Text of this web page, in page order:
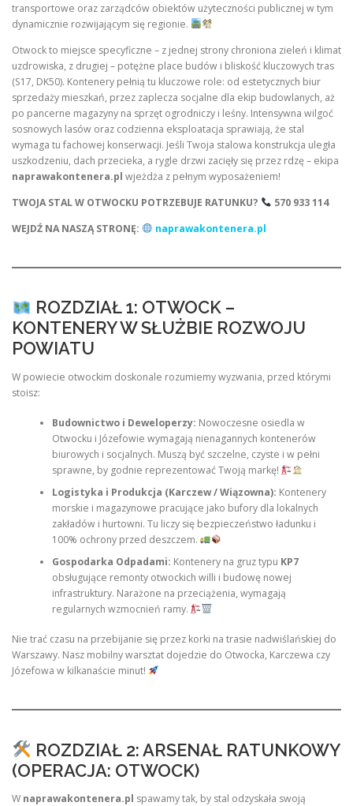
transportowe oraz zarządców obiektów użyteczności publicznej w tym
dynamicznie rozwijającym się regionie.
Otwock to miejsce specyficzne – z jednej strony chroniona zieleń i klimat
uzdrowiska, z drugiej – potężne place budów i bliskość kluczowych tras
(S17, DK50). Kontenery pełnią tu kluczowe role: od estetycznych biur
sprzedaży mieszkań, przez zaplecza socjalne dla ekip budowlanych, aż
po pancerne magazyny na sprzęt ogrodniczy i leśny. Intensywna wilgoć
sosnowych lasów oraz codzienna eksploatacja sprawiają, że stal
wymaga tu fachowej konserwacji. Jeśli Twoja stalowa konstrukcja uległa
uszkodzeniu, dach przecieka, a rygle drzwi zacięły się przez rdzę – ekipa
naprawakontenera.pl wjeżdża z pełnym wyposażeniem!
TWOJA STAL W OTWOCKU POTRZEBUJE RATUNKU?
570 933 114
WEJDŹ NA NASZĄ STRONĘ:
naprawakontenera.pl
ROZDZIAŁ 1: OTWOCK –
KONTENERY W SŁUŻBIE ROZWOJU
POWIATU
W powiecie otwockim doskonale rozumiemy wyzwania, przed którymi
stoisz:
Budownictwo i Deweloperzy: Nowoczesne osiedla w
Otwocku i Józefowie wymagają nienagannych kontenerów
biurowych i socjalnych. Muszą być szczelne, czyste i w pełni
sprawne, by godnie reprezentować Twoją markę!
Logistyka i Produkcja (Karczew / Wiązowna): Kontenery
morskie i magazynowe pracujące jako bufory dla lokalnych
zakładów i hurtowni. Tu liczy się bezpieczeństwo ładunku i
100% ochrony przed deszczem.
Gospodarka Odpadami: Kontenery na gruz typu KP7
obsługujące remonty otwockich willi i budowę nowej
infrastruktury. Narażone na przeciążenia, wymagają
regularnych wzmocnień ramy.
Nie trać czasu na przebijanie się przez korki na trasie nadwiślańskiej do
Warszawy. Nasz mobilny warsztat dojedzie do Otwocka, Karczewa czy
Józefowa w kilkanaście minut!
ROZDZIAŁ 2: ARSENAŁ RATUNKOWY
(OPERACJA: OTWOCK)
W naprawakontenera.pl spawamy tak, by stal odzyskała swoją